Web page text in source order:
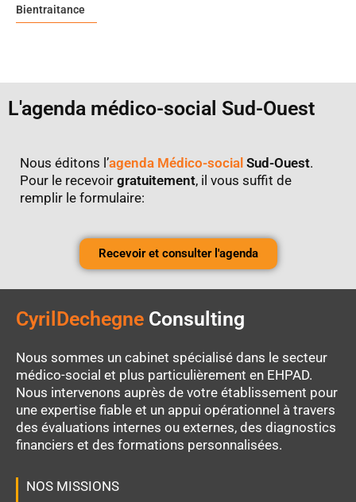
Bientraitance
L'agenda médico-social Sud-Ouest
Nous éditons l’agenda Médico-social Sud-Ouest.
Pour le recevoir gratuitement, il vous suffit de
remplir le formulaire:
Recevoir et consulter l'agenda
CyrilDechegne Consulting
Nous sommes un cabinet spécialisé dans le secteur
médico-social et plus particulièrement en EHPAD.
Nous intervenons auprès de votre établissement pour
une expertise fiable et un appui opérationnel à travers
des évaluations internes ou externes, des diagnostics
financiers et des formations personnalisées.
NOS MISSIONS